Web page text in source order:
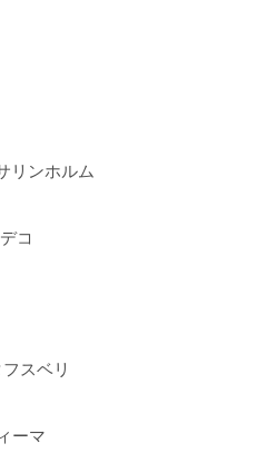
リンホルム
コ
スベリ
ーマ